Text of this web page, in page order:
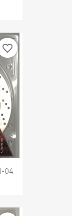
04
favorite_border